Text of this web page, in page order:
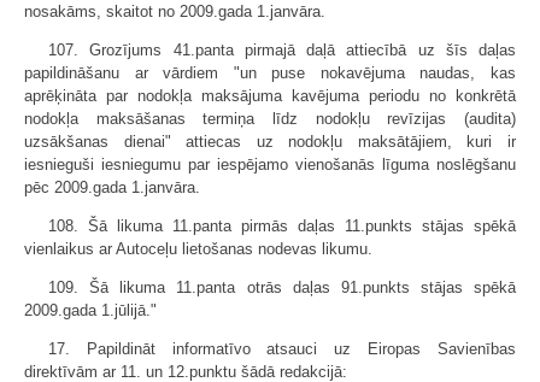
nosakāms, skaitot no 2009.gada 1.janvāra.
107. Grozījums 41.panta pirmajā daļā attiecībā uz šīs daļas
papildināšanu ar vārdiem "un puse nokavējuma naudas, kas
aprēķināta par nodokļa maksājuma kavējuma periodu no konkrētā
nodokļa maksāšanas termiņa līdz nodokļu revīzijas (audita)
uzsākšanas dienai" attiecas uz nodokļu maksātājiem, kuri ir
iesnieguši iesniegumu par iespējamo vienošanās līguma noslēgšanu
pēc 2009.gada 1.janvāra.
108. Šā likuma 11.panta pirmās daļas 11.punkts stājas spēkā
vienlaikus ar Autoceļu lietošanas nodevas likumu.
109. Šā likuma 11.panta otrās daļas 91.punkts stājas spēkā
2009.gada 1.jūlijā."
17. Papildināt informatīvo atsauci uz Eiropas Savienības
direktīvām ar 11. un 12.punktu šādā redakcijā: